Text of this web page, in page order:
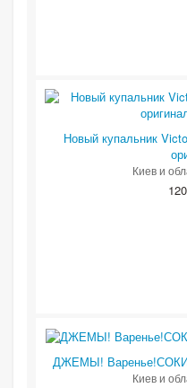
Новый купальник
Киев и
ДЖЕМЫ! Варенье!СОКИ!
Киев и